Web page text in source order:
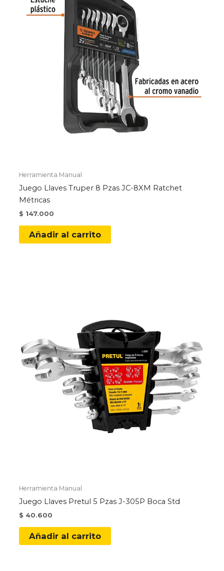
Herramienta Manual
Juego Llaves Truper 8 Pzas JC-8XM Ratchet
Métricas
$ 147.000
Añadir al carrito
Herramienta Manual
Juego Llaves Pretul 5 Pzas J-305P Boca Std
$ 40.600
Añadir al carrito